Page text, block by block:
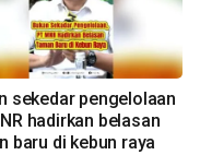
sekedar pengelolaan
hadirkan belasan
baru di kebun raya